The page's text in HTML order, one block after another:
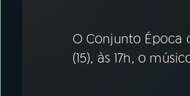
FESTIVAL DE MÚSICA
O Conjunto Época
(15), às 17h, o